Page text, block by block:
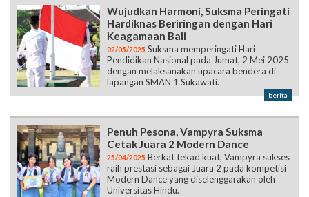
Wujudkan Harmoni, Suksma Peringati
Hardiknas Beriringan dengan Hari
Keagamaan Bali
02/05/2025 Suksma memperingati Hari
Pendidikan Nasional pada Jumat, 2 Mei 2025
dengan melaksanakan upacara bendera di
lapangan SMAN 1 Sukawati.
berita
Penuh Pesona, Vampyra Suksma
Cetak Juara 2 Modern Dance
25/04/2025 Berkat tekad kuat, Vampyra sukses
raih prestasi sebagai Juara 2 pada kompetisi
Modern Dance yang diselenggarakan oleh
Universitas Hindu.